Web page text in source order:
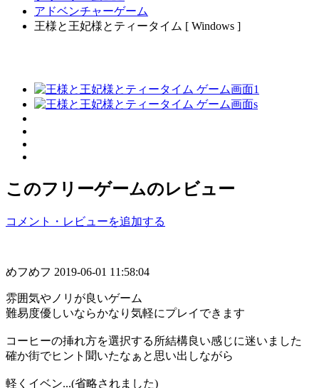
アドベンチャーゲーム
王様と王妃様とティータイム [ Windows ]
このフリーゲームのレビュー
コメント・レビューを追加する
めフめフ 2019-06-01 11:58:04
雰囲気やノリが良いゲーム
難易度優しいならかなり気軽にプレイできます
コーヒーの挿れ方を選択する所結構良い感じに迷いました
確か街でヒント聞いたなぁと思い出しながら
軽くイベン...(省略されました)